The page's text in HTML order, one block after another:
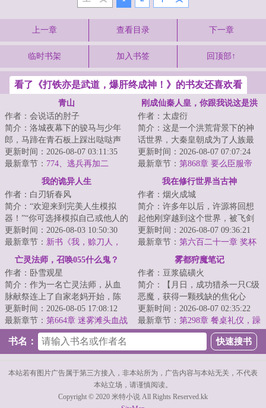
上一章 查看目录 下一章
临时书架 加入书签 回顶部↑
看了《打铁亦是武道，爆肝终成神！》的书友还喜欢看
青山
作者：会说话的肘子
简介：洛城夜幕下的骏马与少年
郎，马蹄在青石板上踩出哒哒声
响。他仿佛说书先生故事中的人
物，从云瀑中来...
更新时间：2026-08-07 03:11:35
最新章节： 774、逃兵再加二
刚成仙秦人皇，你跟我说这是洪
作者：太虚衍
简介：这是一个洪荒背景下的神
话世界，大秦皇朝成为了人族最
后一个气运之朝！凡人在这个世
界，微不足道，...
更新时间：2026-08-07 07:07:24
最新章节： 第868章 要么臣服帝
国，要么被扒光挂城墙
我的诡异人生
作者：白刃斩春风
简介：“欢迎来到完美人生模拟
器！”“你可选择模拟自己或他人的
人生，以此寻求诸多人生难题的
解决方案！...
更新时间：2026-08-03 10:50:30
最新章节： 新书《我，赊刀人，
斗鬼神》已发
我在修行世界当古神
作者：烟火成城
简介：许多年以后，许源将回想
起他刚穿越到这个世界，被飞剑
钉在大桥上的那个晚上。那时的
他以为这是个修...
更新时间：2026-08-07 09:36:21
最新章节： 第六百二十一章 奖杯
亡灵法师，召唤055什么鬼？
作者：卧雪观星
简介：作为一名亡灵法师，从血
脉献祭连上了自家老妈开始，陈
默的画风就彻底走歪了。别人召
唤僵尸，我家骷...
更新时间：2026-08-05 17:08:12
最新章节： 第664章 迷雾滩头血战
领主豁然开朗 瀚海漫卷红旗
雾都狩魔笔记
作者：豆浆硫磺火
简介：【月日，成功猎杀一只C级
恶魔，获得一颗残缺的焦化心
脏，灵性升华。】【月日，成功
猎杀一只温迪戈...
更新时间：2026-08-07 02:35:22
最新章节： 第298章 餐桌礼仪，躁
动的奇诺牌（二合一）
书名：
本站若有图片广告属于第三方接入，非本站所为，广告内容与本站无关，不代表
本站立场，请谨慎阅读。
Copyright © 2020 米特小说 All Rights Reserved.kk